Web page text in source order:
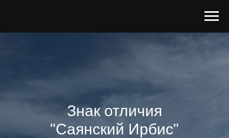
Знак отличия
"Саянский Ирбис"